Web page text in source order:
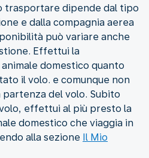
trasportare dipende dal tipo
e dalla compagnia aerea
può variare anche
Effettui la
domestico quanto
il volo. e comunque non
del volo. Subito
effettui al più presto la
domestico che viaggia in
alla sezione Il Mio